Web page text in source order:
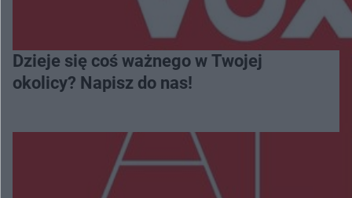
Dzieje się coś ważnego w Twojej
okolicy? Napisz do nas!
Więcej